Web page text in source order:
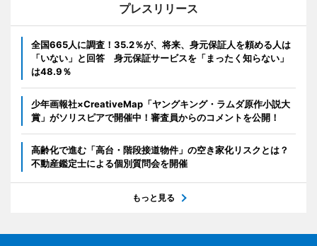
プレスリリース
全国665人に調査！35.2％が、将来、身元保証人を頼める人は
「いない」と回答 身元保証サービスを「まったく知らない」
は48.9％
少年画報社×CreativeMap「ヤングキング・ラムダ原作小説大
賞」がソリスピアで開催中！審査員からのコメントを公開！
高齢化で進む「高台・階段接道物件」の空き家化リスクとは？
不動産鑑定士による個別質問会を開催
もっと見る